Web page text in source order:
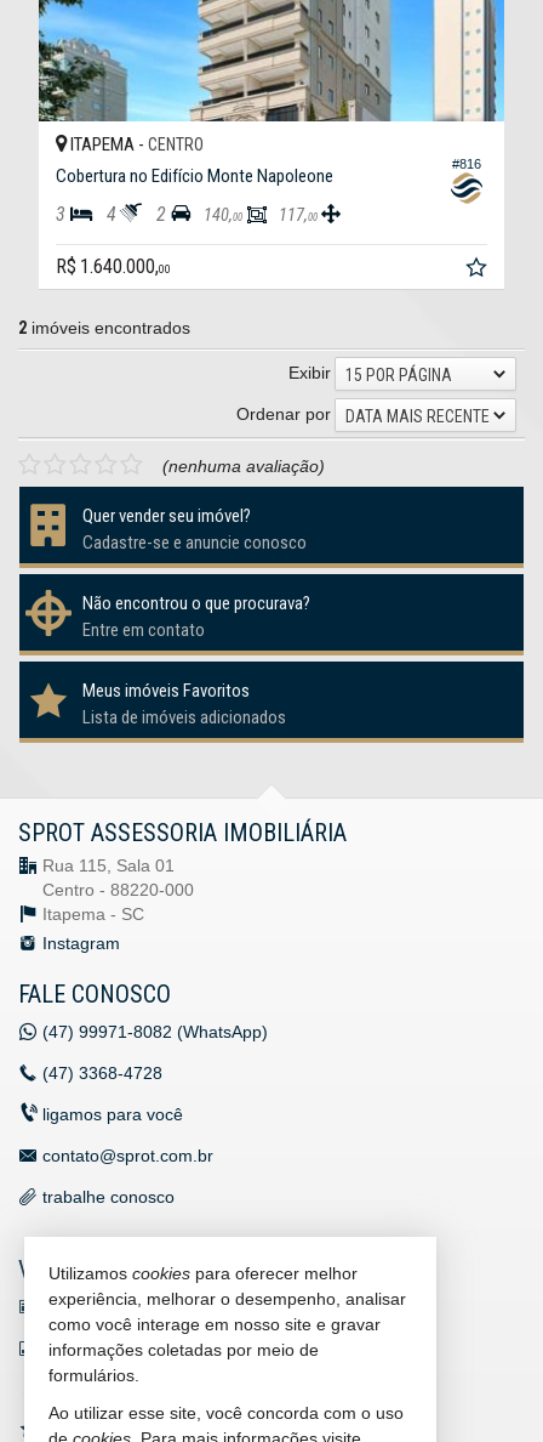
#816
ITAPEMA - CENTRO
Cobertura no Edifício Monte Napoleone
3 4 2 140,00 117,00
R$ 1.640.000,00
2 imóveis encontrados
Exibir
15 POR PÁGINA
Ordenar por
DATA MAIS RECENTE
(nenhuma avaliação)
Quer vender seu imóvel?
Cadastre-se e anuncie conosco
Não encontrou o que procurava?
Entre em contato
Meus imóveis Favoritos
Lista de imóveis adicionados
SPROT ASSESSORIA IMOBILIÁRIA
Rua 115, Sala 01
Centro - 88220-000
Itapema - SC
Instagram
FALE CONOSCO
(47) 99971-8082 (WhatsApp)
(47) 3368-4728
ligamos para você
contato@sprot.com.br
trabalhe conosco
VEJA MAIS
receba nosso newsletter
indicadores financeiros
imóveis favoritos
Utilizamos cookies para oferecer melhor
experiência, melhorar o desempenho, analisar
como você interage em nosso site e gravar
informações coletadas por meio de
formulários.
Ao utilizar esse site, você concorda com o uso